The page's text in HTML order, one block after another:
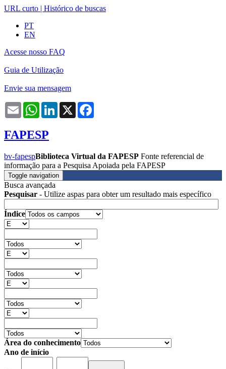
URL curto | Histórico de buscas
PT
EN
Acesse nosso FAQ
Guia de Utilização
Envie sua mensagem
Email WhatsAppLinkedIn
X
FAPESP
bv-fapespBiblioteca Virtual da FAPESP Fonte referencial de
informação para a Pesquisa Apoiada pela FAPESP
Toggle navigation
Busca avançada
Pesquisar - Utilize aspas para obter um resultado mais específico
Índice
Área do conhecimento
Ano de início